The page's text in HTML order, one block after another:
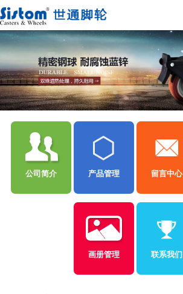
公司简介 产品管理 留言中心
画册管理 联系我们